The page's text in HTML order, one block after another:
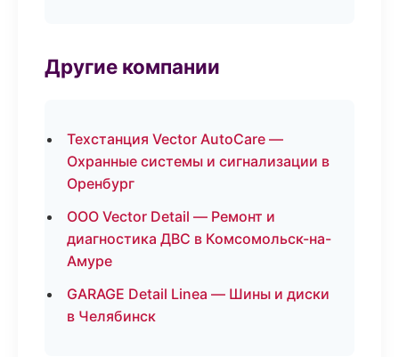
Другие компании
Техстанция Vector AutoCare —
Охранные системы и сигнализации в
Оренбург
ООО Vector Detail — Ремонт и
диагностика ДВС в Комсомольск-на-
Амуре
GARAGE Detail Linea — Шины и диски
в Челябинск